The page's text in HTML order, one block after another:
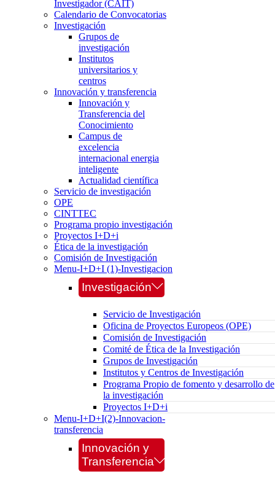
Investigador (CAIT)
Calendario de Convocatorias
Investigación
Grupos de
investigación
Institutos
universitarios y
centros
Innovación y transferencia
Innovación y
Transferencia del
Conocimiento
Campus de
excelencia
internacional energia
inteligente
Actualidad científica
Servicio de investigación
OPE
CINTTEC
Programa propio investigación
Proyectos I+D+i
Ética de la investigación
Comisión de Investigación
Menu-I+D+I (1)-Investigacion
Investigación
Servicio de Investigación
Oficina de Proyectos Europeos (OPE)
Comisión de Investigación
Comité de Ética de la Investigación
Grupos de Investigación
Institutos y Centros de Investigación
Programa Propio de fomento y desarrollo de
la investigación
Proyectos I+D+i
Menu-I+D+I(2)-Innovacion-
transferencia
Innovación y
Transferencia